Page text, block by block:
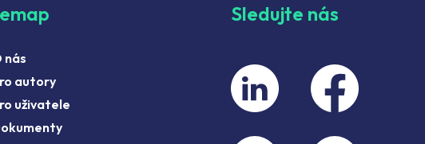
nás
autory
uživatele
Sledujte nás